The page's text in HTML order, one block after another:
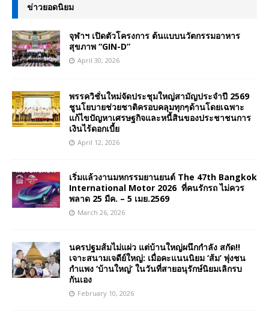
ข่าวยอดนิยม
จุฬาฯ เปิดตัวโครงการ ต้นแบบนวัตกรรมอาหาร
สุขภาพ “GIN-D”
April 30, 2026
พรรควิชั่นใหม่จัดประชุมใหญ่สามัญประจำปี 2569
ชูนโยบายช่วยชาติครอบคลุมทุกๆด้านโดยเฉพาะ
แก้ไขปัญหาเศรษฐกิจและหนี้สินของประชาชนการ
เงินไร้ดอกเบี้ย
April 12, 2026
เริ่มแล้วงานมหกรรมยานยนต์ The 47th Bangkok
International Motor 2026 ที่คนรักรถ ไม่ควร
พลาด 25 มีค. – 5 เมย.2569
March 26, 2026
นครปฐมส้มไม่แผ่ว แต่บ้านใหญ่ผนึกกำลัง สกัด!!
เจาะสนามเจดีย์ใหญ่: เมื่อคะแนนนิยม ‘ส้ม’ พุ่งชน
กำแพง ‘บ้านใหญ่’ ในวันที่สายอนุรักษ์นิยมเลิกรบ
กันเอง
February 10, 2026